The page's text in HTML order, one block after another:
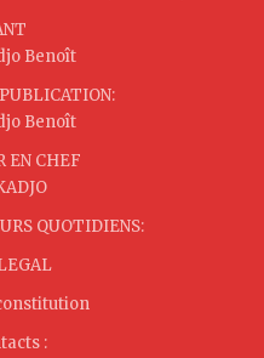
Benoît
Benoît
EN CHEF
QUOTIDIENS:
: